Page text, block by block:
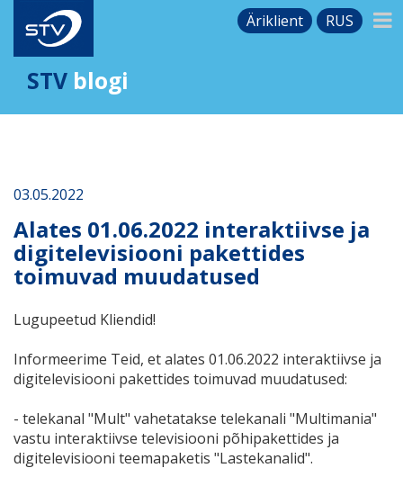
Äriklient RUS
STV blogi
03.05.2022
Alates 01.06.2022 interaktiivse ja
digitelevisiooni pakettides
toimuvad muudatused
Lugupeetud Kliendid!
Informeerime Teid, et alates 01.06.2022 interaktiivse ja
digitelevisiooni pakettides toimuvad muudatused:
- telekanal "Mult" vahetatakse telekanali "Multimania"
vastu interaktiivse televisiooni põhipakettides ja
digitelevisiooni teemapaketis "Lastekanalid".